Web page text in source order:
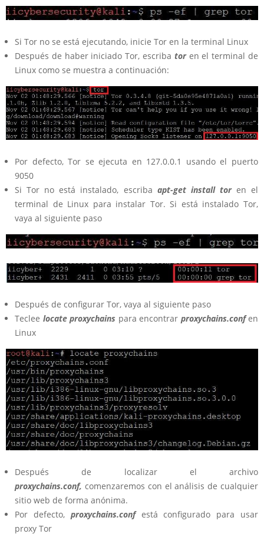
Si Tor no se está ejecutando, inicie Tor en la terminal Linux
Después de haber iniciado Tor, escriba toren el terminal de
Linux como se muestra a continuación:
Por defecto, Tor se ejecuta en 127.0.0.1 usando el puerto
9050
Si Tor no está instalado, escriba apt-get install toren el
terminal de Linux para instalar Tor. Si está instalado Tor,
vaya al siguiente paso
Después de configurar Tor, vaya al siguiente paso
Teclee locate proxychains para encontrar proxychains.confen
Linux
Después de localizar el archivo
proxychains.conf, comenzaremos con el análisis de cualquier
sitio web de forma anónima.
Por defecto, proxychains.conf está configurado para usar
proxy Tor